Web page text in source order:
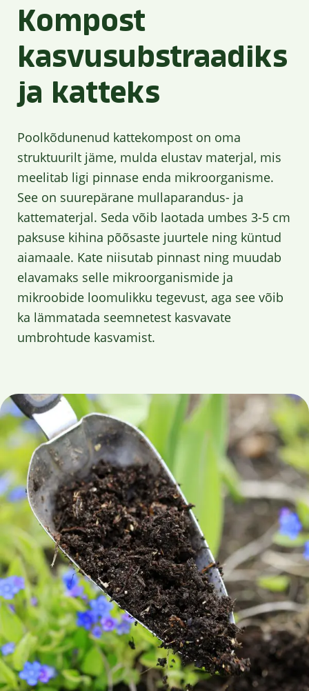
Kompost
kasvusubstraadiks
ja katteks
Poolkõdunenud kattekompost on oma
struktuurilt jäme, mulda elustav materjal, mis
meelitab ligi pinnase enda mikroorganisme.
See on suurepärane mullaparandus- ja
kattematerjal. Seda võib laotada umbes 3-5 cm
paksuse kihina põõsaste juurtele ning küntud
aiamaale. Kate niisutab pinnast ning muudab
elavamaks selle mikroorganismide ja
mikroobide loomulikku tegevust, aga see võib
ka lämmatada seemnetest kasvavate
umbrohtude kasvamist.